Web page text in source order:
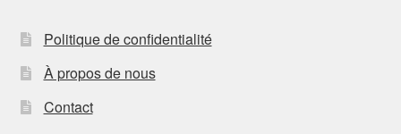
Politique de confidentialité
À propos de nous
Contact